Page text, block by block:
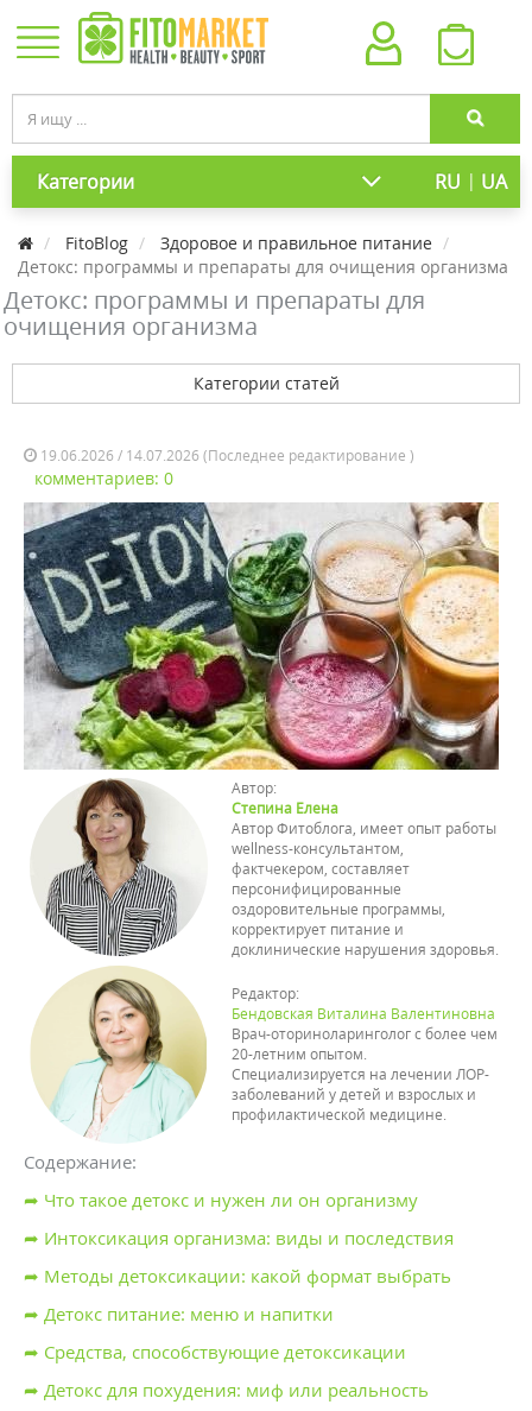
Категории RU | UA
FitoBlog
Здоровое и правильное питание
Детокс: программы и препараты для очищения организма
Детокс: программы и препараты для
очищения организма
Категории статей
19.06.2026 / 14.07.2026 (Последнее редактирование )
комментариев: 0
Автор:
Степина Елена
Автор Фитоблога, имеет опыт работы
wellness-консультантом,
фактчекером, составляет
персонифицированные
оздоровительные программы,
корректирует питание и
доклинические нарушения здоровья.
Редактор:
Бендовская Виталина Валентиновна
Врач-оториноларинголог с более чем
20-летним опытом.
Специализируется на лечении ЛОР-
заболеваний у детей и взрослых и
профилактической медицине.
Содержание:
➦ Что такое детокс и нужен ли он организму
➦ Интоксикация организма: виды и последствия
➦ Методы детоксикации: какой формат выбрать
➦ Детокс питание: меню и напитки
➦ Средства, способствующие детоксикации
➦ Детокс для похудения: миф или реальность